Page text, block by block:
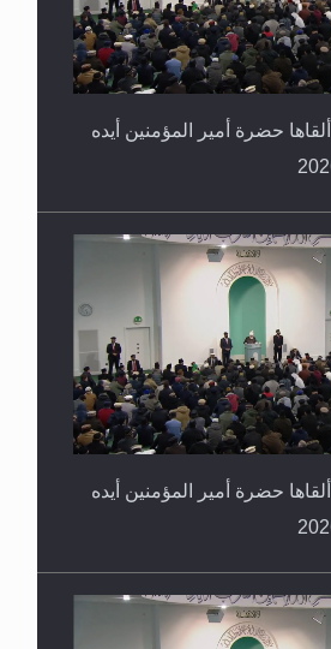
حضرة أمير المؤمنين أيده
حضرة أمير المؤمنين أيده